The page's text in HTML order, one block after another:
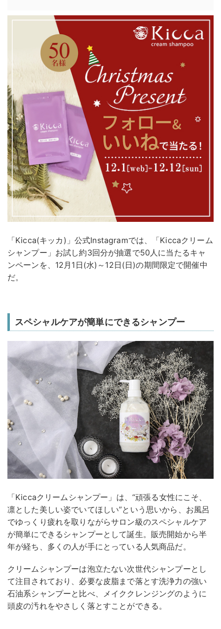
「Kicca(キッカ)」公式Instagramでは、「Kiccaクリーム
シャンプー」お試し約3回分が抽選で50人に当たるキャ
ンペーンを、12月1日(水)～12日(日)の期間限定で開催中
だ。
スペシャルケアが簡単にできるシャンプー
「Kiccaクリームシャンプー」は、“頑張る女性にこそ、
凛とした美しい姿でいてほしい”という思いから、お風呂
でゆっくり疲れを取りながらサロン級のスペシャルケア
が簡単にできるシャンプーとして誕生。販売開始から半
年が経ち、多くの人が手にとっている人気商品だ。
クリームシャンプーは泡立たない次世代シャンプーとし
て注目されており、必要な皮脂まで落とす洗浄力の強い
石油系シャンプーと比べ、メイククレンジングのように
頭皮の汚れをやさしく落とすことができる。